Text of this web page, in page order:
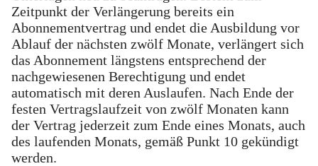
Zeitpunkt der Verlängerung bereits ein
Abonnementvertrag und endet die Ausbildung vor
Ablauf der nächsten zwölf Monate, verlängert sich
das Abonnement längstens entsprechend der
nachgewiesenen Berechtigung und endet
automatisch mit deren Auslaufen. Nach Ende der
festen Vertragslaufzeit von zwölf Monaten kann
der Vertrag jederzeit zum Ende eines Monats, auch
des laufenden Monats, gemäß Punkt 10 gekündigt
werden.